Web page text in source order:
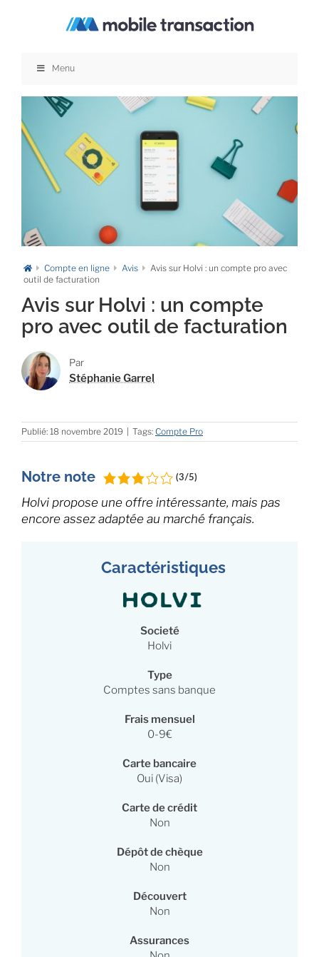
Menu
Compte en ligne Avis
Avis sur Holvi : un compte pro avec
outil de facturation
Avis sur Holvi : un compte
pro avec outil de facturation
Par
Stéphanie Garrel
Publié: 18 novembre 2019 Tags: Compte Pro
Notre note (3/5)
Holvi propose une offre intéressante, mais pas
encore assez adaptée au marché français.
Caractéristiques
Societé
Holvi
Type
Comptes sans banque
Frais mensuel
0-9€
Carte bancaire
Oui (Visa)
Carte de crédit
Non
Dépôt de chèque
Non
Découvert
Non
Assurances